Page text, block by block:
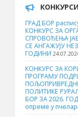
ГРАД БОР
КОНКУРС ЗА
СПРОВОЂЕЊА
СЕ АНГАЖУЈУ
ГОДИНИ
КОНКУРС ЗА
ПРОГРАМУ
ПОЛИТИКЕ
БОР ЗА 2026.
опреме у